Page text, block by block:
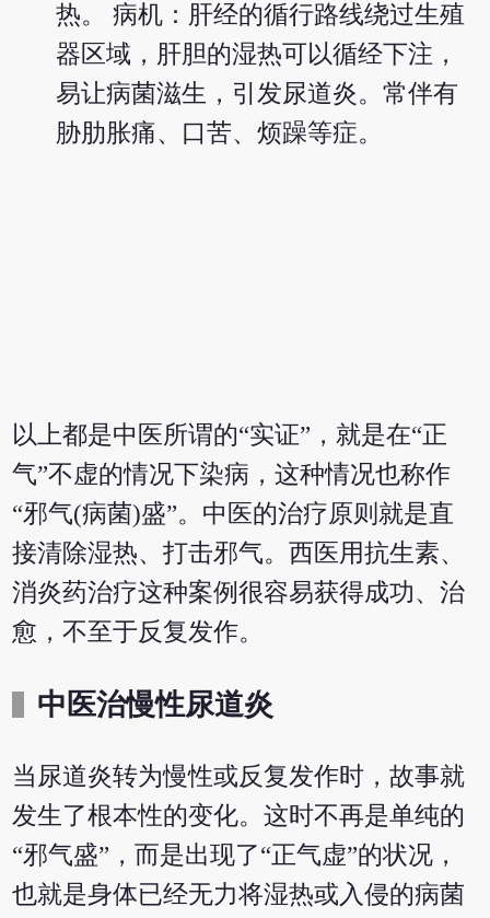
热。 病机：肝经的循行路线绕过生殖
器区域，肝胆的湿热可以循经下注，
易让病菌滋生，引发尿道炎。常伴有
胁肋胀痛、口苦、烦躁等症。
以上都是中医所谓的“实证”，就是在“正
气”不虚的情况下染病，这种情况也称作
“邪气(病菌)盛”。中医的治疗原则就是直
接清除湿热、打击邪气。西医用抗生素、
消炎药治疗这种案例很容易获得成功、治
愈，不至于反复发作。
中医治慢性尿道炎
当尿道炎转为慢性或反复发作时，故事就
发生了根本性的变化。这时不再是单纯的
“邪气盛”，而是出现了“正气虚”的状况，
也就是身体已经无力将湿热或入侵的病菌